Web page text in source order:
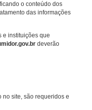
o conteúdo dos
das informações
e instituições que
deverão
no site, são requeridos e